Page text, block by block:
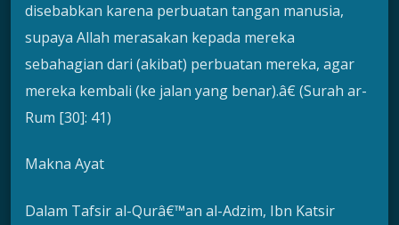
disebabkan karena perbuatan tangan manusia,
supaya Allah merasakan kepada mereka
sebahagian dari (akibat) perbuatan mereka, agar
mereka kembali (ke jalan yang benar).â€ (Surah ar-
Rum [30]: 41)
Makna Ayat
Dalam Tafsir al-Qurâ€™an al-Adzim, Ibn Katsir